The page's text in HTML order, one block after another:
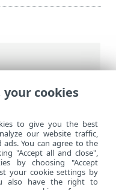
PROTECT On-
ve altyapı
dağıtım
your cookies
to give you the best
our website traffic,
You can agree to the
"Accept all and close",
by choosing "Accept
your cookie settings by
also have the right to